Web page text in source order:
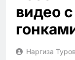
видео
Наргиза